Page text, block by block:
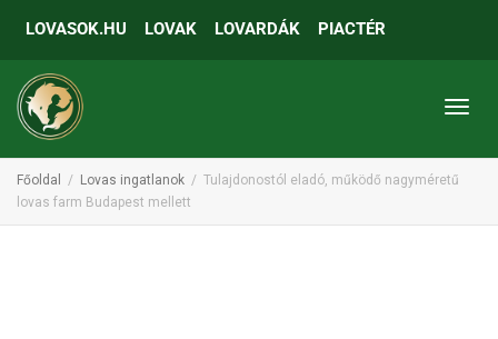
LOVASOK.HU LOVAK LOVARDÁK PIACTÉR
Főoldal Lovas ingatlanok
Tulajdonostól eladó, működő nagyméretű
lovas farm Budapest mellett